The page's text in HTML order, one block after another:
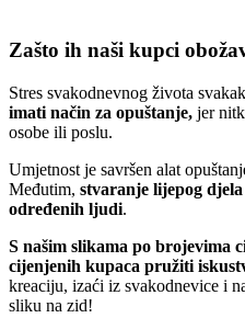
Zašto ih naši kupci
Stres svakodnevnog života
imati način za opuštanje, jer
osobe ili poslu.
Umjetnost je savršen alat
Međutim, stvaranje lijepog
određenih ljudi.
S našim slikama po brojevima
cijenjenih kupaca pružiti
kreaciju, izaći iz svakodnevice i
sliku na zid!